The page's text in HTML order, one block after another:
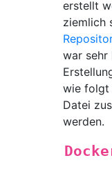
erstellt
ziemlich
war sehr
wie folgt
Datei
werden.